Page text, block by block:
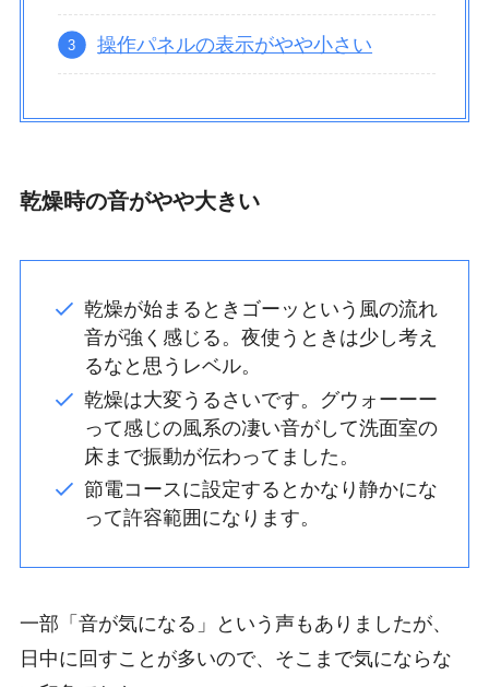
操作パネルの表示がやや小さい
乾燥時の音がやや大きい
乾燥が始まるときゴーッという風の流れ
音が強く感じる。夜使うときは少し考え
るなと思うレベル。
乾燥は大変うるさいです。グウォーーー
って感じの風系の凄い音がして洗面室の
床まで振動が伝わってました。
節電コースに設定するとかなり静かにな
って許容範囲になります。
一部「音が気になる」という声もありましたが、
日中に回すことが多いので、そこまで気にならな